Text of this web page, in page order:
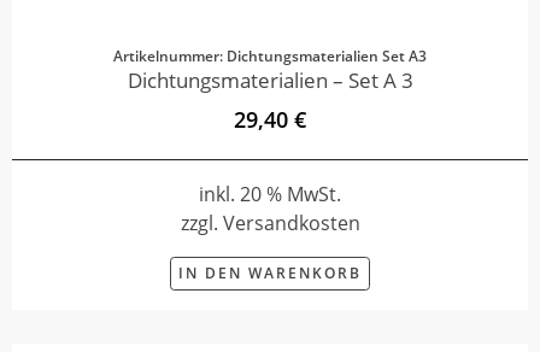
Artikelnummer: Dichtungsmaterialien Set A3
Dichtungsmaterialien – Set A 3
29,40 €
inkl. 20 % MwSt.
zzgl. Versandkosten
IN DEN WARENKORB